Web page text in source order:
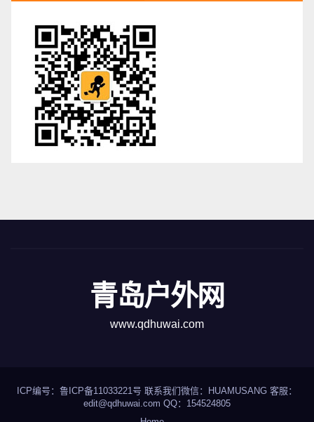
青岛户外网
www.qdhuwai.com
ICP编号： 鲁ICP备11033221号 联系我们微信：HUAMUSANG 客服：
edit@qdhuwai.com QQ： 154524805